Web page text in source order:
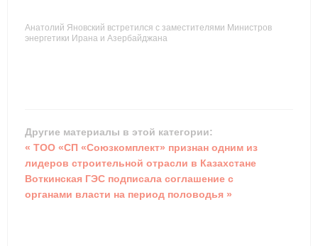
Анатолий Яновский встретился с заместителями Министров
энергетики Ирана и Азербайджана
Другие материалы в этой категории:
« ТОО «СП «Союзкомплект» признан одним из
лидеров строительной отрасли в Казахстане
Воткинская ГЭС подписала соглашение с
органами власти на период половодья »